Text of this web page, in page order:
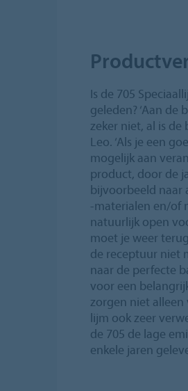
Is de 705
geleden? ‘Aan
zeker niet, al is de
Leo. ‘Als je een
mogelijk aan
product, door de
bijvoorbeeld naar
-materialen en/of
natuurlijk open
moet je weer
de receptuur niet
naar de perfecte
voor een
zorgen niet
lijm ook zeer
de 705 de lage
enkele jaren